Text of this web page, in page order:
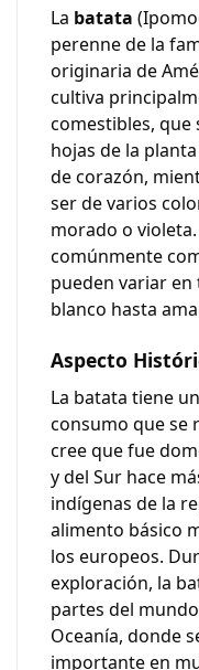
La batata
perenne de la
originaria de
cultiva
comestibles, que
hojas de la
de corazón,
ser de varios
morado o
comúnmente
pueden variar en
blanco hasta
Aspecto
La batata tiene
consumo que se
cree que fue
y del Sur hace
indígenas de la
alimento básico
los europeos.
exploración, la
partes del
Oceanía, donde
importante en